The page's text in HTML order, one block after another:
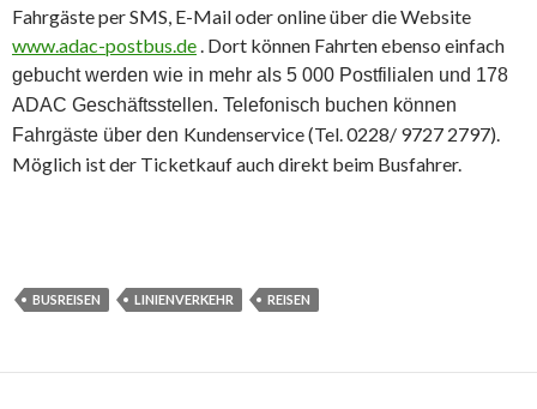
Fahrgäste per SMS, E-Mail oder online über die Website
www.adac-postbus.de. Dort können Fahrten ebenso einfach
gebucht werden wie in mehr als 5 000 Postfilialen und 178
ADAC Geschäftsstellen. Telefonisch buchen können
Fahrgäste über den Kundenservice (Tel. 0228/ 9727 2797).
Möglich ist der Ticketkauf auch direkt beim Busfahrer.
BUSREISEN LINIENVERKEHR REISEN